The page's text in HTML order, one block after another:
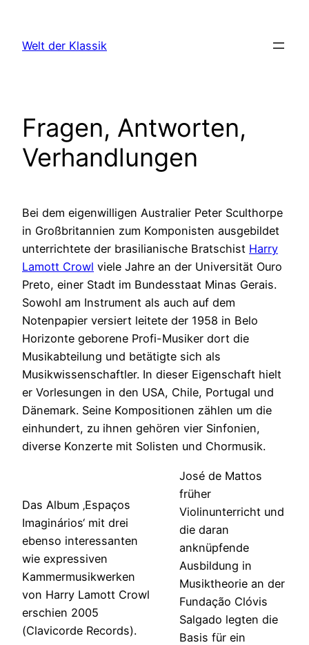
springen
Welt der Klassik
Fragen, Antworten,
Verhandlungen
Bei dem eigenwilligen Australier Peter Sculthorpe
in Großbritannien zum Komponisten ausgebildet
unterrichtete der brasilianische Bratschist Harry
Lamott Crowl viele Jahre an der Universität Ouro
Preto, einer Stadt im Bundesstaat Minas Gerais.
Sowohl am Instrument als auch auf dem
Notenpapier versiert leitete der 1958 in Belo
Horizonte geborene Profi-Musiker dort die
Musikabteilung und betätigte sich als
Musikwissenschaftler. In dieser Eigenschaft hielt
er Vorlesungen in den USA, Chile, Portugal und
Dänemark. Seine Kompositionen zählen um die
einhundert, zu ihnen gehören vier Sinfonien,
diverse Konzerte mit Solisten und Chormusik.
Das Album ‚Espaços
Imaginários‘ mit drei
ebenso interessanten
wie expressiven
Kammermusikwerken
von Harry Lamott Crowl
erschien 2005
(Clavicorde Records).
José de Mattos
früher
Violinunterricht und
die daran
anknüpfende
Ausbildung in
Musiktheorie an der
Fundação Clóvis
Salgado legten die
Basis für ein